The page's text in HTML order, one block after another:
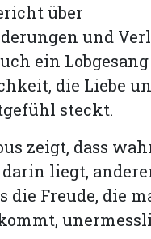
über
und
ein
die Liebe
steckt.
zeigt, dass
liegt,
die Freude, die